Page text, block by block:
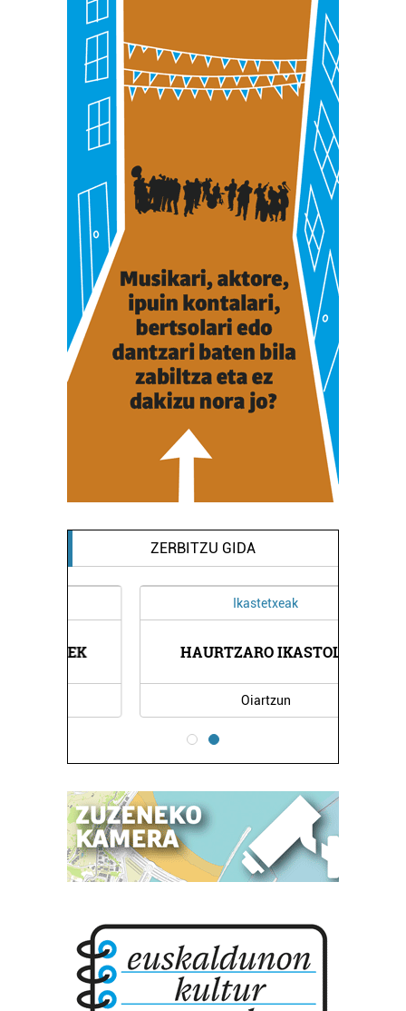
ZERBITZU GIDA
HAURTZARO IKASTOLA